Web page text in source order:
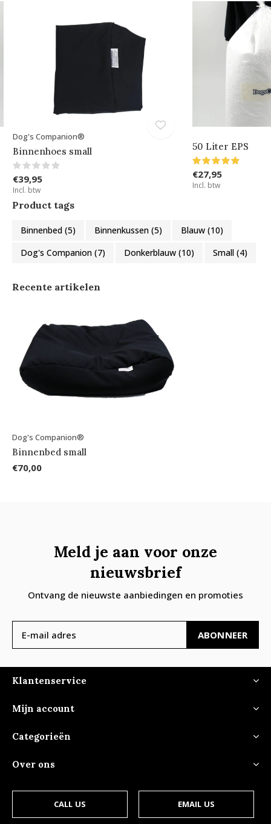
Dog's Companion®
Binnenhoes small
€39,95
Incl. btw
50 Liter EPS
€27,95
Incl. btw
Product tags
Binnenbed (5) Binnenkussen (5) Blauw (10)
Dog's Companion (7) Donkerblauw (10) Small (4)
Recente artikelen
Dog's Companion®
Binnenbed small
€70,00
Meld je aan voor onze
nieuwsbrief
Ontvang de nieuwste aanbiedingen en promoties
ABONNEER
Klantenservice
Mijn account
Categorieën
Over ons
CALL US EMAIL US